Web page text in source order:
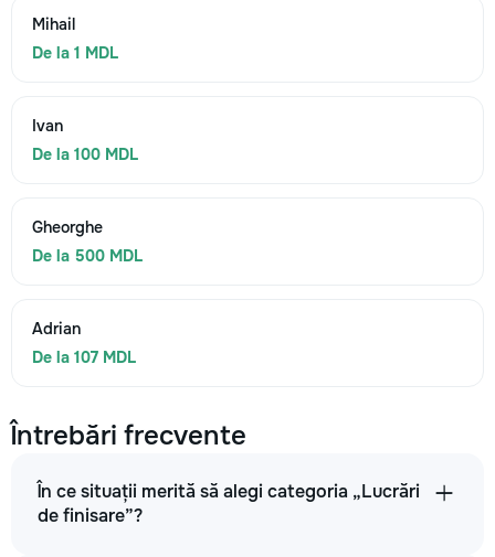
Mihail
De la 1 MDL
Ivan
De la 100 MDL
Gheorghe
De la 500 MDL
Adrian
De la 107 MDL
Întrebări frecvente
În ce situații merită să alegi categoria „Lucrări
de finisare”?